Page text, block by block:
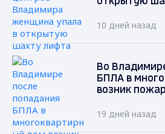
10 дней назад
Во
БПЛА в
возник пожар
19 дней назад